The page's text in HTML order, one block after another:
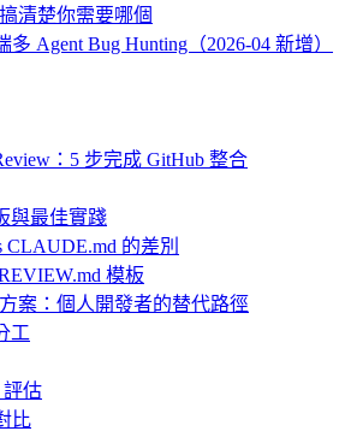
清楚你需要哪個
多 Agent Bug Hunting（2026-04 新增）
：5 步完成 GitHub 整合
與最佳實踐
CLAUDE.md 的差別
模板
方案：個人開發者的替代路徑
工
評估
比